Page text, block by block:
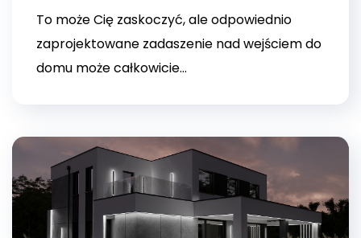
To może Cię zaskoczyć, ale odpowiednio
zaprojektowane zadaszenie nad wejściem do
domu może całkowicie...